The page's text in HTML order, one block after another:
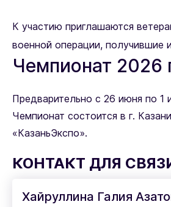
К участию приглашаются
военной операции, получившие
Чемпионат 2026
Предварительно с 26 июня по 1
Чемпионат состоится в г.
«КазаньЭкспо».
КОНТАКТ ДЛЯ
Хайруллина Галия